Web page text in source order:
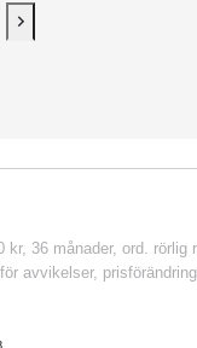
Next page
36 månader, ord.
avvikelser,